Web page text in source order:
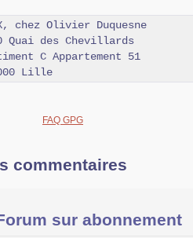
chez Olivier Duquesne
Quai des Chevillards
C Appartement 51
Lille
FAQ GPG
commentaires
sur abonnement